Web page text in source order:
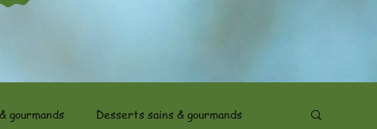
gourmands Desserts sains & gourmands